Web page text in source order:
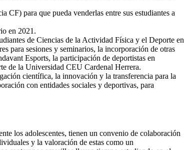
para que pueda venderlas entre sus estudiantes a
en 2021.
de Ciencias de la Actividad Física y el Deporte en
para sesiones y seminarios, la incorporación de otras
Esports, la participación de deportistas en
de la Universidad CEU Cardenal Herrera.
científica, la innovación y la transferencia para la
con entidades sociales y deportivas, para
los adolescentes, tienen un convenio de colaboración
y la valoración de estas como un